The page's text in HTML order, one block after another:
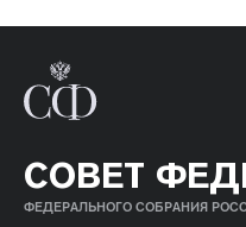
СОВЕТ
ФЕДЕРАЛЬНОГО СОБРАНИЯ